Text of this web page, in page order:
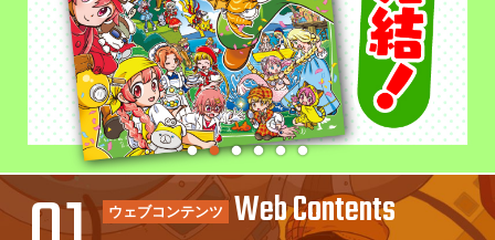
ウェブコンテンツ Web Contents